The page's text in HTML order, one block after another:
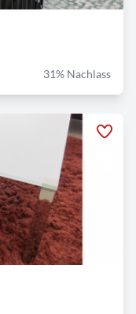
31% Nachlass